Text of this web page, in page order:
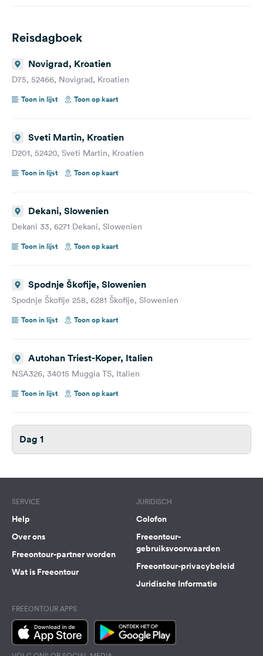
Reisdagboek
Novigrad, Kroatien
D75, 52466, Novigrad, Kroatien
Toon in lijst
Toon op kaart
Sveti Martin, Kroatien
D201, 52420, Sveti Martin, Kroatien
Toon in lijst
Toon op kaart
Dekani, Slowenien
Dekani 33, 6271 Dekani, Slowenien
Toon in lijst
Toon op kaart
Spodnje Škofije, Slowenien
Spodnje Škofije 258, 6281 Škofije, Slowenien
Toon in lijst
Toon op kaart
Autohan Triest-Koper, Italien
NSA326, 34015 Muggia TS, Italien
Toon in lijst
Toon op kaart
Dag 1
SERVICE
Help
Over ons
Freeontour-partner worden
Wat is Freeontour
JURIDISCH
Colofon
Freeontour-
gebruiksvoorwaarden
Freeontour-privacybeleid
Juridische Informatie
FREEONTOUR APPS